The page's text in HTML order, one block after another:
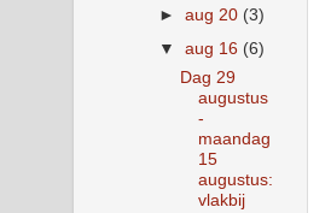
► aug 20 (3)
▼ aug 16 (6)
Dag 29
augustus
-
maandag
15
augustus:
vlakbij